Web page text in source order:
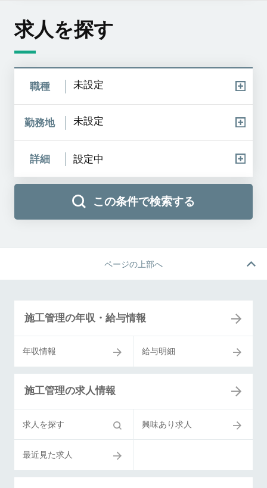
求人を探す
職種 未設定
勤務地 未設定
詳細 設定中
この条件で検索する
ページの上部へ
施工管理の年収・給与情報
年収情報 給与明細
施工管理の求人情報
求人を探す 興味あり求人
最近見た求人